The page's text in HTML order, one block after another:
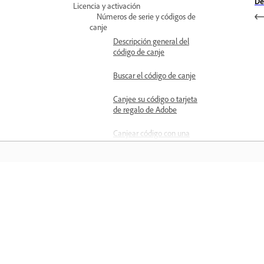
Licencia y activación
Números de serie y códigos de
canje
Descripción general del
código de canje
Buscar el código de canje
Canjee su código o tarjeta
de regalo de Adobe
Canjear código con una
suscripción principal